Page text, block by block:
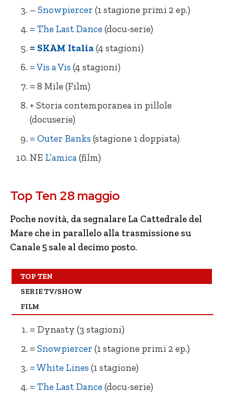
(docuserie)
– Snowpiercer (1 stagione primi 2 ep.)
= The Last Dance(docu-serie)
= SKAM Italia (4 stagioni)
= Vis a Vis (4 stagioni)
= 8 Mile (Film)
+ Storia contemporanea in pillole
(docuserie)
= Outer Banks (stagione 1 doppiata)
NE L’amica(film)
+ White Lines (1 stagione)
– Snowpiercer (1 stagione primi 2 ep.)
= The Last Dance (docu-serie)
= SKAM Italia (4 stagioni)
= Vis a Vis (4 stagioni)
+ Storia contemporanea in pillole
(docuserie)
– Outer Banks (stagione 1 doppiata)
+ Prison Break (5 stagioni)
– La Cattedrale del Mare (1 stagione)
NE L’Amica
– Ted
– Un uragano all’improvviso
– Cell Block 99 Nessuno può fermarmi
– Il Gladiatore
= Love
NE Hulk
= Ti amo, imbecille
– La Missy Sbagliata
Top Ten 28 maggio
Poche novità, da segnalare La Cattedrale del
Mare che in parallelo alla trasmissione su
Canale 5 sale al decimo posto.
TOP TEN
SERIE TV/SHOW
FILM
= Dynasty (3 stagioni)
= Snowpiercer (1 stagione primi 2 ep.)
= White Lines (1 stagione)
= The Last Dance(docu-serie)